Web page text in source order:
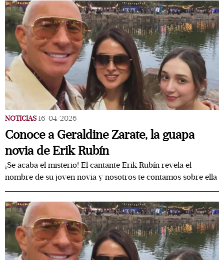
NOTICIAS 16/04/2026
Conoce a Geraldine Zarate, la guapa
novia de Erik Rubín
¡Se acaba el misterio! El cantante Erik Rubín revela el
nombre de su joven novia y nosotros te contamos sobre ella